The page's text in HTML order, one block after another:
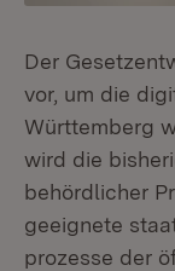
Der
vor, um die
Württemberg
wird die
behördlicher
geeignete
prozesse der